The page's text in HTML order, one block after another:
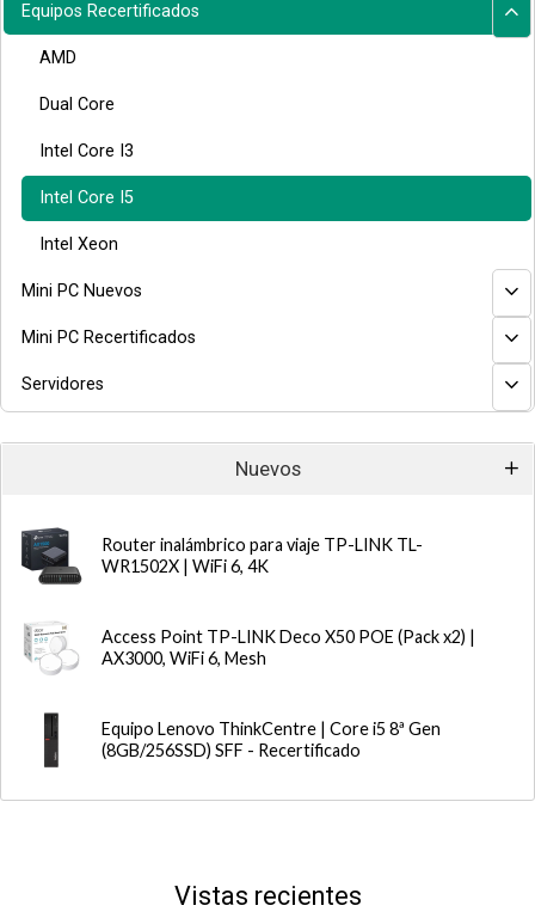
Equipos Recertificados
AMD
Dual Core
Intel Core I3
Intel Core I5
Intel Xeon
Mini PC Nuevos
Mini PC Recertificados
Servidores
Nuevos
Router inalámbrico para viaje TP-LINK TL-
WR1502X | WiFi 6, 4K
Access Point TP-LINK Deco X50 POE (Pack x2) |
AX3000, WiFi 6, Mesh
Equipo Lenovo ThinkCentre | Core i5 8ª Gen
(8GB/256SSD) SFF - Recertificado
Vistas recientes